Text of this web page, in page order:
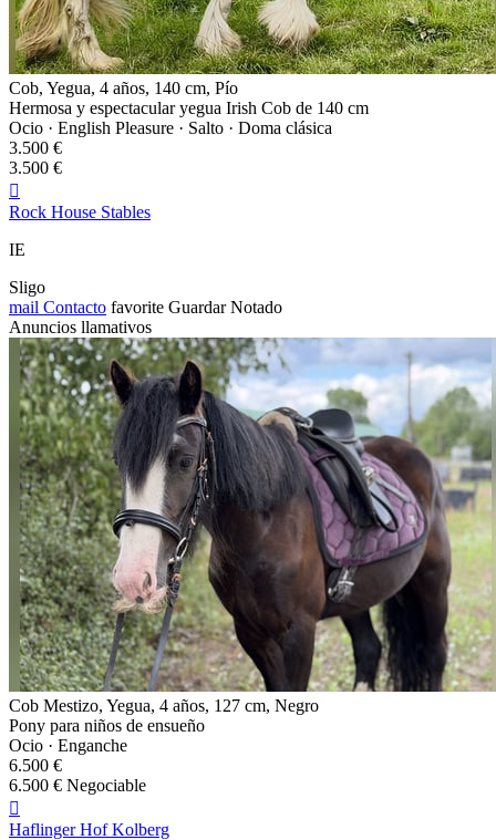
Cob, Yegua, 4 años, 140 cm, Pío
Hermosa y espectacular yegua Irish Cob de 140 cm
Ocio · English Pleasure · Salto · Doma clásica
3.500 €
3.500 €

Rock House Stables
IE
Sligo
mail Contacto favorite Guardar Notado
Anuncios llamativos
Cob Mestizo, Yegua, 4 años, 127 cm, Negro
Pony para niños de ensueño
Ocio · Enganche
6.500 €
6.500 € Negociable

Haflinger Hof Kolberg